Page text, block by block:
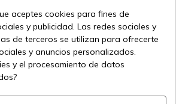
aceptes cookies para fines de
y publicidad. Las redes sociales y
de terceros se utilizan para ofrecerte
y anuncios personalizados.
y el procesamiento de datos